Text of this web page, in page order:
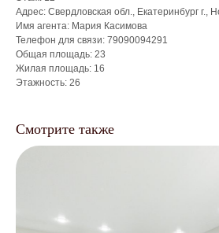
Адрес: Свердловская обл., Екатеринбург г.,
Имя агента: Мария Касимова
Телефон для связи: 79090094291
Общая площадь: 23
Жилая площадь: 16
Этажность: 26
Смотрите также
Управление
недвижимостью
/Точный анализ рынка